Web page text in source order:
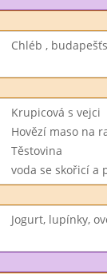
Chléb ,
Krupicová s vejci
Hovězí maso na
Těstovina
voda se skořicí a
Jogurt, lupínky,